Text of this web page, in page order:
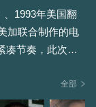
、1993年美国翻
加联合制作的电
节奏，此次Niki
三位帮手，分别
饰）、组织内
全部